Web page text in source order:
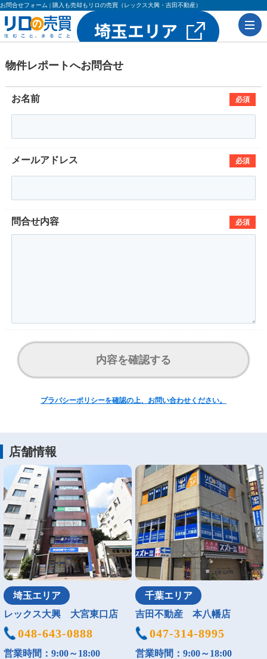
お問合せフォーム | 購入も売却もリロの売買（レックス大興・吉田不動産）
物件レポートへお問合せ
お名前 必須
メールアドレス 必須
問合せ内容 必須
内容を確認する
プラバシーポリシーを確認の上、お問い合わせください。
店舗情報
埼玉エリア
レックス大興 大宮東口店
048-643-0888
営業時間：9:00～18:00
千葉エリア
吉田不動産 本八幡店
047-314-8995
営業時間：9:00～18:00